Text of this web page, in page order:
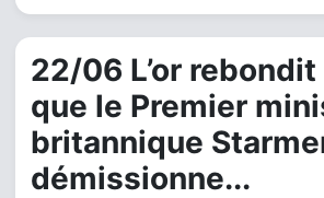
22/06 L’or
que le Premier
britannique
démissionne...